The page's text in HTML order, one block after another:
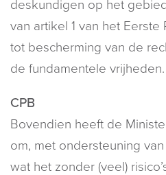
deskundigen op het
van artikel 1 van het
tot bescherming van de
de fundamentele vrijheden.
CPB
Bovendien heeft de
om, met ondersteuning
wat het zonder (veel)